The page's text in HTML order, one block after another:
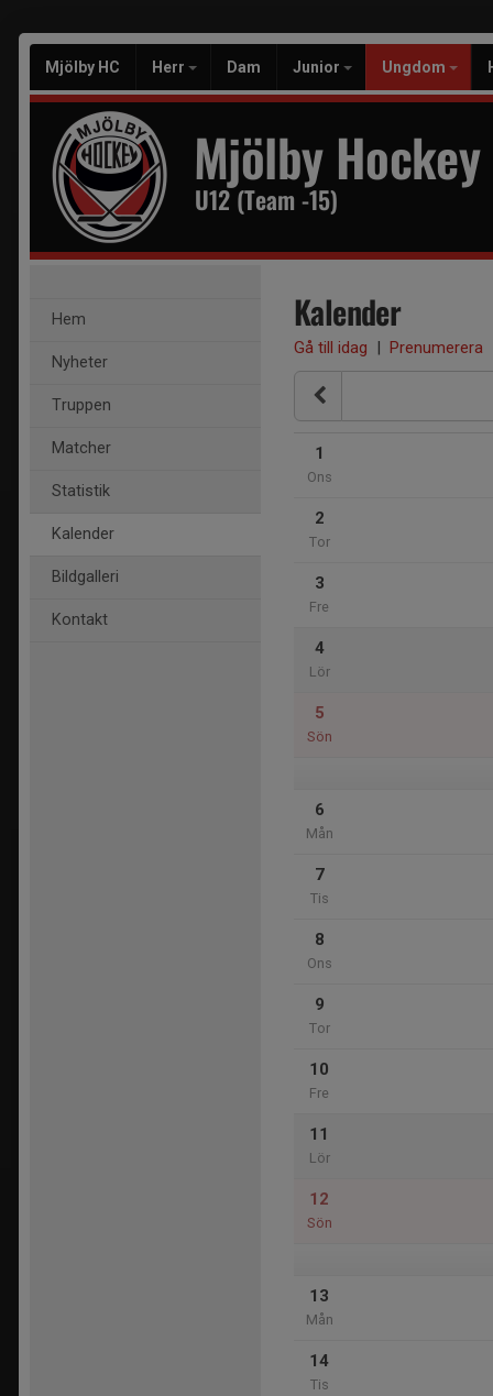
Mjölby HC Herr Dam Junior Ungdom
Mjölby Hockey
U12 (Team -15)
Hem
Nyheter
Truppen
Matcher
Statistik
Kalender
Bildgalleri
Kontakt
Kalender
Gå till idag | Prenumerera
1
Ons
2
Tor
3
Fre
4
Lör
5
Sön
6
Mån
7
Tis
8
Ons
9
Tor
10
Fre
11
Lör
12
Sön
13
Mån
14
Tis